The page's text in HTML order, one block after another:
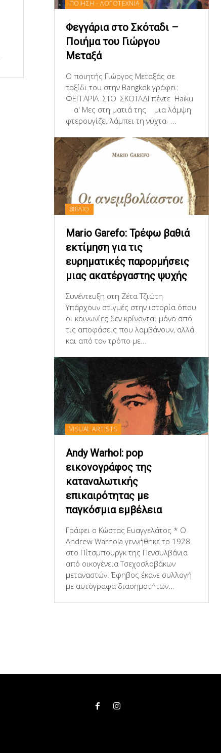
ΠΟΙΗΣΗ - ΛΟΓΟΤΕΧΝΙΑ
Φεγγάρια στο Σκόταδι –
Ποιήμα του Γιώργου
Μεταξά
Ο ποιητής Γιώργος Μεταξάς σε
ταξίδι του στην Bangkok γράφει:
ΦΕΓΓΑΡΙΑ ΣΤΟ ΣΚΟΤΑΔΙ πέντε Haiku
α' Μες στη ματιά της μια λάμψη
φτερουγίζει λάμπει τη νύχτα ...
ΒΙΒΛΙΟ
Mario Garefo: Τρέφω βαθιά
εκτίμηση για τις
ευρηματικές παρορμήσεις
μιας ακατέργαστης ψυχής
Συνέντευξη στη Ζέτα Τζιώτη
Υπάρχουν στιγμές στην ιστορία όπου
οι κοινωνίες δεν κρίνονται μόνο από
τις αποφάσεις που λαμβάνουν, αλλά
και από τον τρόπο με...
VISUAL ARTISTS
Andy Warhol: pop
εικονογράφος της
καταναλωτικής
επικαιρότητας με
παγκόσμια εμβέλεια
Γράφει ο Κώστας Ευαγγελάτος * Ο
Andrew Warhola γεννήθηκε το 1928
στο Πίτσμπουργκ της Πενσυλβάνια
από οικογένεια Τσεχοσλοβάκων
μεταναστών. Έφηβος έκανε συλλογή
με αυτόγραφα διασημοτήτων...